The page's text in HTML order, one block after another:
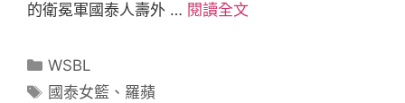
的衛冕軍國泰人壽外 … 閱讀全文
WSBL
國泰女籃 、 羅蘋